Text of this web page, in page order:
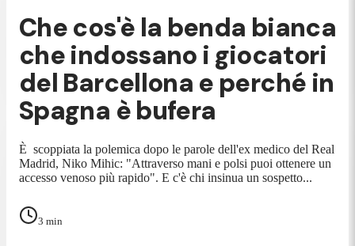
Che cos'è la benda bianca
che indossano i giocatori
del Barcellona e perché in
Spagna è bufera
È scoppiata la polemica dopo le parole dell'ex medico del Real
Madrid, Niko Mihic: "Attraverso mani e polsi puoi ottenere un
accesso venoso più rapido". E c'è chi insinua un sospetto...
3 min